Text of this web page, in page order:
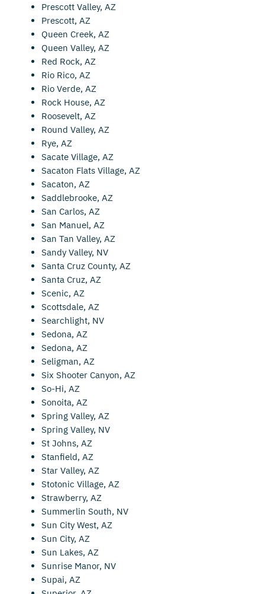
Prescott Valley, AZ
Prescott, AZ
Queen Creek, AZ
Queen Valley, AZ
Red Rock, AZ
Rio Rico, AZ
Rio Verde, AZ
Rock House, AZ
Roosevelt, AZ
Round Valley, AZ
Rye, AZ
Sacate Village, AZ
Sacaton Flats Village, AZ
Sacaton, AZ
Saddlebrooke, AZ
San Carlos, AZ
San Manuel, AZ
San Tan Valley, AZ
Sandy Valley, NV
Santa Cruz County, AZ
Santa Cruz, AZ
Scenic, AZ
Scottsdale, AZ
Searchlight, NV
Sedona, AZ
Sedona, AZ
Seligman, AZ
Six Shooter Canyon, AZ
So-Hi, AZ
Sonoita, AZ
Spring Valley, AZ
Spring Valley, NV
St Johns, AZ
Stanfield, AZ
Star Valley, AZ
Stotonic Village, AZ
Strawberry, AZ
Summerlin South, NV
Sun City West, AZ
Sun City, AZ
Sun Lakes, AZ
Sunrise Manor, NV
Supai, AZ